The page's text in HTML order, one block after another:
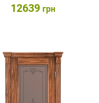
12639 грн